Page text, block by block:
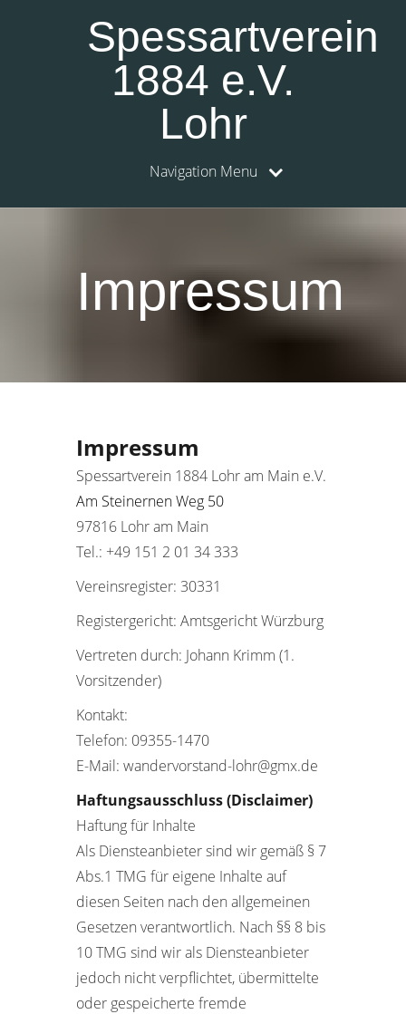
Spessartverein
1884 e.V.
Lohr
Navigation Menu
Impressum
Impressum
Spessartverein 1884 Lohr am Main e.V.
Am Steinernen Weg 50
97816 Lohr am Main
Tel.: +49 151 2 01 34 333
Vereinsregister: 30331
Registergericht: Amtsgericht Würzburg
Vertreten durch: Johann Krimm (1.
Vorsitzender)
Kontakt:
Telefon: 09355-1470
E-Mail: wandervorstand-lohr@gmx.de
Haftungsausschluss (Disclaimer)
Haftung für Inhalte
Als Diensteanbieter sind wir gemäß § 7
Abs.1 TMG für eigene Inhalte auf
diesen Seiten nach den allgemeinen
Gesetzen verantwortlich. Nach §§ 8 bis
10 TMG sind wir als Diensteanbieter
jedoch nicht verpflichtet, übermittelte
oder gespeicherte fremde